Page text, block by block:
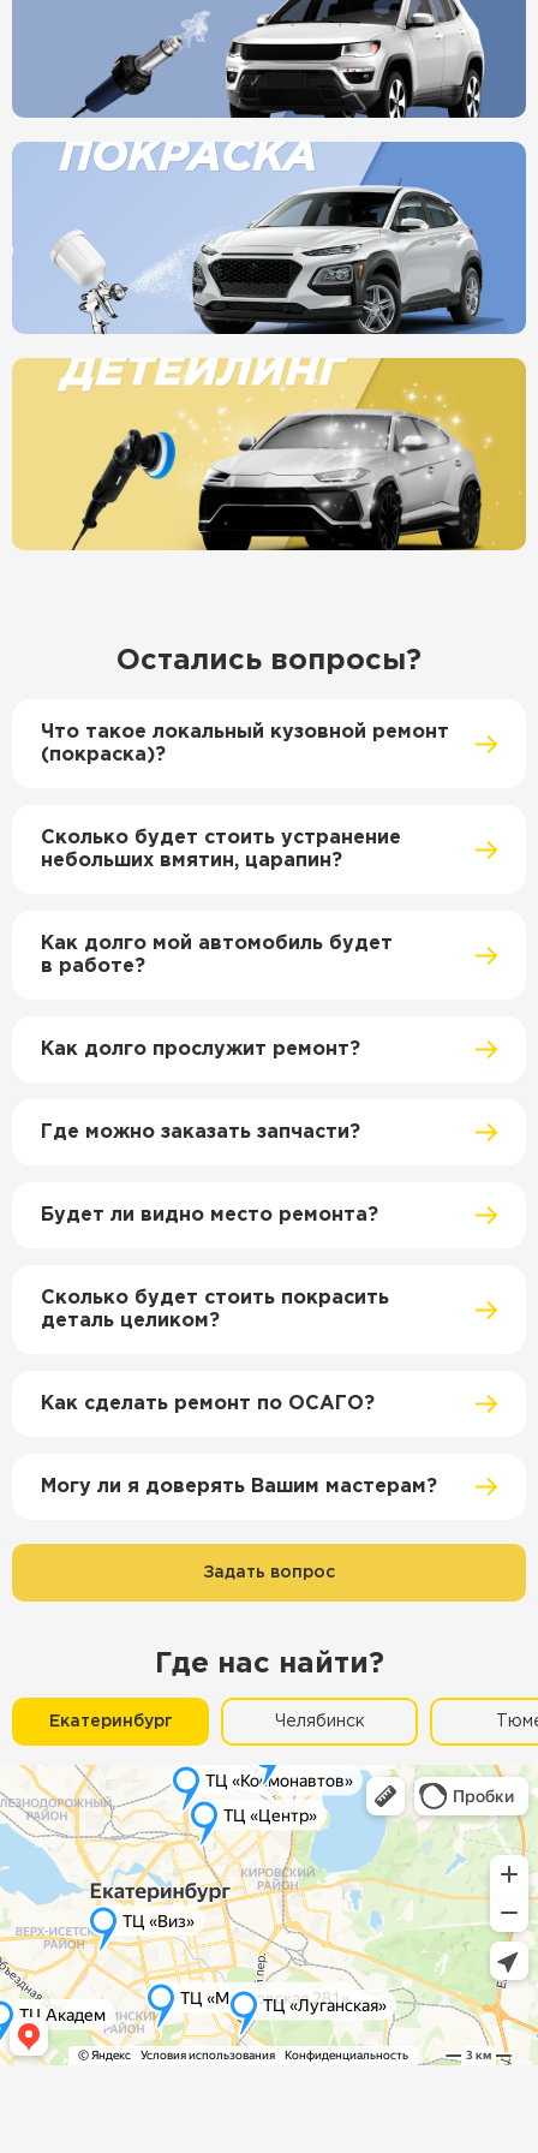
Остались вопросы?
Что такое локальный кузовной ремонт
(покраска)?
Сколько будет стоить устранение
небольших вмятин, царапин?
Как долго мой автомобиль будет
в работе?
Как долго прослужит ремонт?
Где можно заказать запчасти?
Будет ли видно место ремонта?
Сколько будет стоить покрасить
деталь целиком?
Как сделать ремонт по ОСАГО?
Могу ли я доверять Вашим мастерам?
Задать вопрос
Где нас найти?
Екатеринбург Челябинск